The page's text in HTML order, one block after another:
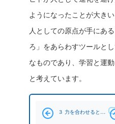
ようになったことが大き
人としての原点が手にあ
ろ」をあらわすツールと
なものであり、学習と運
と考えています。
ブック横断リンク: ４ 「
３ 力を合わせるということ